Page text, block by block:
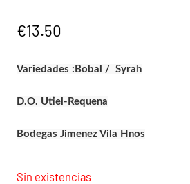
€13.50
Variedades : Bobal / Syrah
D.O. Utiel-Requena
Bodegas Jimenez Vila Hnos
Sin existencias